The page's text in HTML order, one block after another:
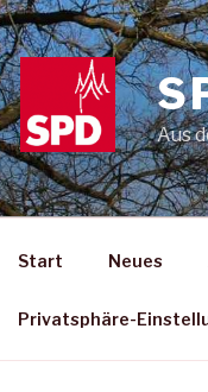
Aus
Start Neues
Privatsphäre-